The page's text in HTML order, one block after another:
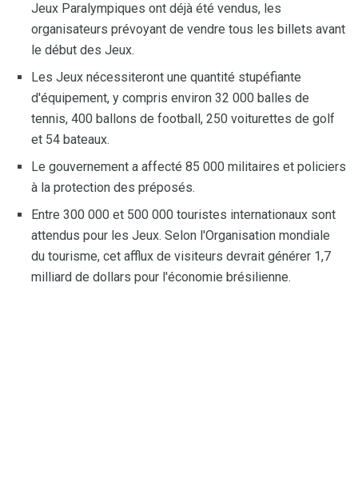
Jeux Paralympiques ont déjà été vendus, les
organisateurs prévoyant de vendre tous les billets avant
le début des Jeux.
Les Jeux nécessiteront une quantité stupéfiante
d'équipement, y compris environ 32 000 balles de
tennis, 400 ballons de football, 250 voiturettes de golf
et 54 bateaux.
Le gouvernement a affecté 85 000 militaires et policiers
à la protection des préposés.
Entre 300 000 et 500 000 touristes internationaux sont
attendus pour les Jeux. Selon l'Organisation mondiale
du tourisme, cet afflux de visiteurs devrait générer 1,7
milliard de dollars pour l'économie brésilienne.